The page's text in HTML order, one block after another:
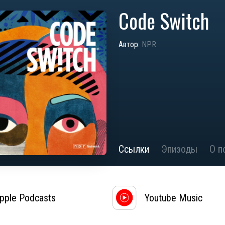
Code Switch
Автор: NPR
Ссылки Эпизоды О
Podcasts Youtube Music